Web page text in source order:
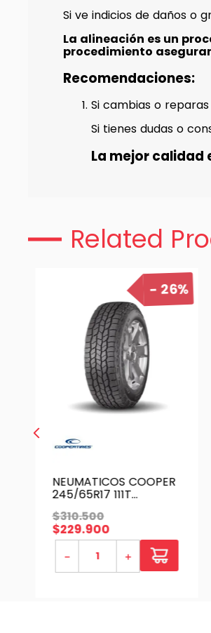
Si ve indicios de daños o
La alineación es un
procedimiento
Recomendaciones:
Si cambias o
Si tienes dudas o
La mejor
Related
26%
NEUMATICOS COOPER
245/65R17 111T
DISCOVERER AT3 4S
$310.500
$229.900
＋
－